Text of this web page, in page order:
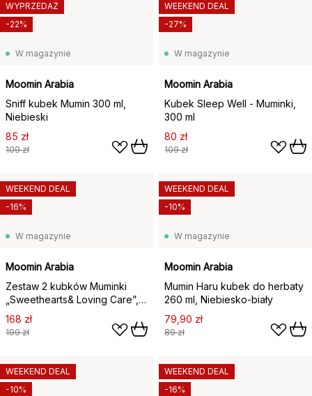
W magazynie
Moomin Arabia
Sniff kubek Mumin 300 ml,
Niebieski
85 zł
109 zł
WYPRZEDAŻ
-22%
W magazynie
Moomin Arabia
Kubek Sleep Well - Muminki,
300 ml
80 zł
109 zł
WEEKEND DEAL
-27%
W magazynie
Moomin Arabia
Zestaw 2 kubków Muminki
„Sweethearts& Loving Care”,
300 ml
168 zł
199 zł
WEEKEND DEAL
-16%
W magazynie
Moomin Arabia
Mumin Haru kubek do herbaty
260 ml, Niebiesko-biały
79,90 zł
89 zł
WEEKEND DEAL
-10%
WEEKEND DEAL
-10%
WEEKEND DEAL
-16%